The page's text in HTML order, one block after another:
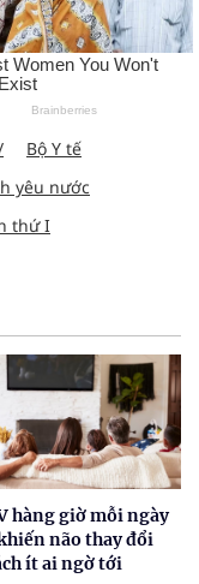
Bộ Y tế
yêu nước
thứ I
hàng giờ mỗi ngày
não thay đổi
ít ai ngờ tới